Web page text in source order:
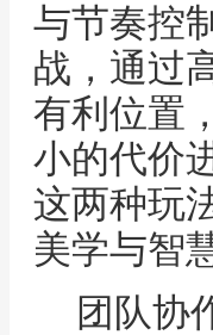
与节奏控
战，通过
有利位置
小的代价
这两种玩
美学与智
团队协